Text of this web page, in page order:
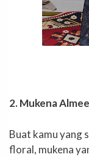
2. Mukena
Buat kamu yang
floral, mukena